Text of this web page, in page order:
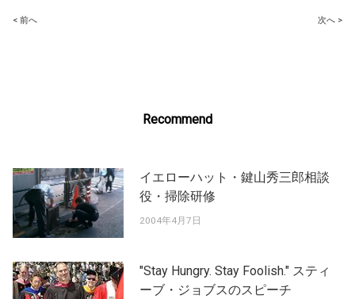
Post
< 前へ 次へ >
Recommend
イエローハット・鍵山秀三郎相談
役・掃除研修
2004年4月7日
"Stay Hungry. Stay Foolish." スティ
ーブ・ジョブスのスピーチ